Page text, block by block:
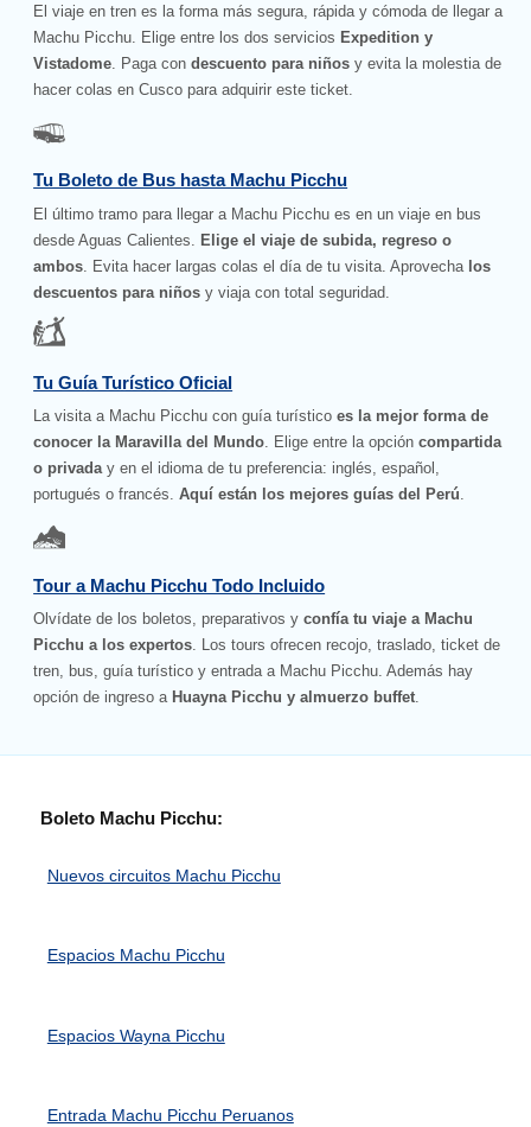
El viaje en tren es la forma más segura, rápida y cómoda de llegar a
Machu Picchu. Elige entre los dos servicios Expedition y
Vistadome . Paga condescuento para niños y evita la molestia de
hacer colas en Cusco para adquirir este ticket.
Tu Boleto de Bus hasta Machu Picchu
El último tramo para llegar a Machu Picchu es en un viaje en bus
desde Aguas Calientes. Elige el viaje de subida, regreso o
ambos . Evita hacer largas colas el día de tu visita. Aprovecha los
descuentos para niños y viaja con total seguridad.
Tu Guía Turístico Oficial
La visita a Machu Picchu con guía turístico es la mejor forma de
conocer la Maravilla del Mundo. Elige entre la opcióncompartida
o privaday en el idioma de tu preferencia: inglés, español,
portugués o francés.Aquí están los mejores guías del Perú.
Tour a Machu Picchu Todo Incluido
Olvídate de los boletos, preparativos yconfía tu viaje a Machu
Picchu a los expertos. Los tours ofrecen recojo, traslado, ticket de
tren, bus, guía turístico y entrada a Machu Picchu. Además hay
opción de ingreso a Huayna Picchu y almuerzo buffet.
Boleto Machu Picchu:
Nuevos circuitos Machu Picchu
Espacios Machu Picchu
Espacios Wayna Picchu
Entrada Machu Picchu Peruanos